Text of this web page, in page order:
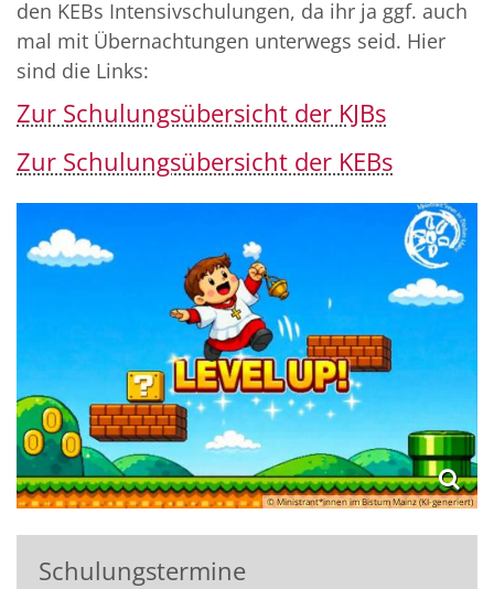
den KEBs Intensivschulungen, da ihr ja ggf. auch
mal mit Übernachtungen unterwegs seid. Hier
sind die Links:
Zur Schulungsübersicht der KJBs
Zur Schulungsübersicht der KEBs
© Ministrant*innen im Bistum Mainz (KI-generiert)
Schulungstermine